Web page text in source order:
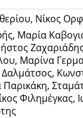
Νίκος
Μαρία
Μαρίνα
Φιλημέγκας,